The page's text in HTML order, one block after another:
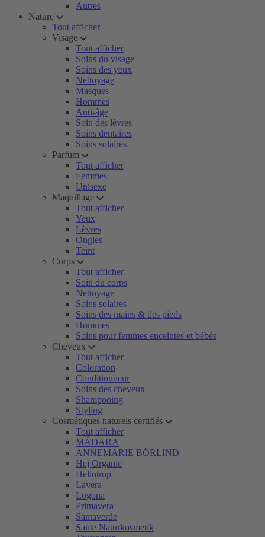
Autres
Nature
Tout afficher
Visage
Tout afficher
Soins du visage
Soins des yeux
Nettoyage
Masques
Hommes
Anti-âge
Soin des lèvres
Soins dentaires
Soins solaires
Parfum
Tout afficher
Femmes
Unisexe
Maquillage
Tout afficher
Yeux
Lèvres
Ongles
Teint
Corps
Tout afficher
Soin du corps
Nettoyage
Soins solaires
Soins des mains & des pieds
Hommes
Soins pour femmes enceintes et bébés
Cheveux
Tout afficher
Coloration
Conditionneur
Soins des cheveux
Shampooing
Styling
Cosmétiques naturels certifiés
Tout afficher
MÁDARA
ANNEMARIE BÖRLIND
Hej Organic
Heliotrop
Lavera
Logona
Primavera
Santaverde
Sante Naturkosmetik